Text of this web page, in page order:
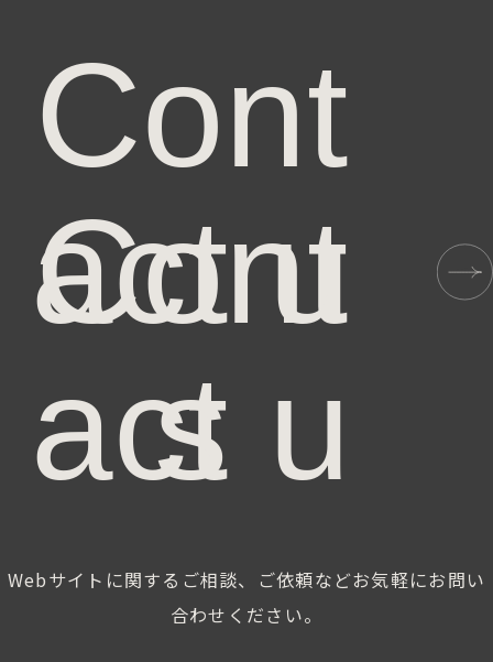
Cont
actu
s
Webサイトに関するご相談、
ご依頼などお気軽にお問い
合わせください。